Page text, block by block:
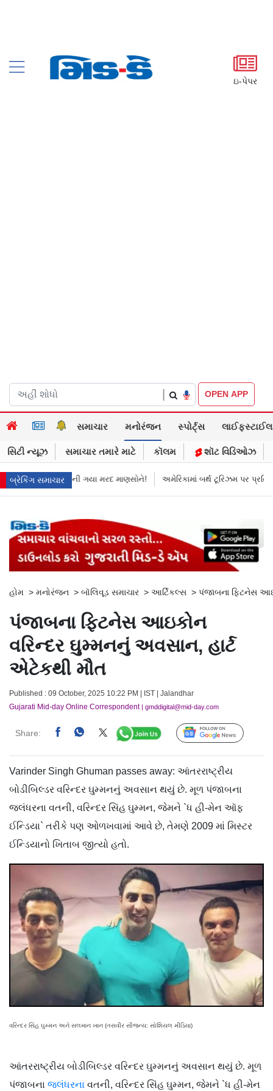
ઇ-પેપર
OPEN APP
સમાચાર મનોરંજન સ્પોર્ટ્સ લાઈફસ્ટાઈલ
સિટી ન્યૂઝ સમાચાર તમારે માટે કૉલમ શૉટ વિડિઓઝ
બ્રેકિંગ સમાચાર
માની ગયા મરદ માણસોને! અમેરિકામાં બર્થ ટૂરિઝમ પર પ્રતિબંધ મૂક્યો ડોનલ્ડ
હોમ > મનોરંજન > બૉલિવૂડ સમાચાર > આર્ટિકલ્સ > પંજાબના ફિટનેસ
પંજાબના ફિટનેસ આઇકોન
વરિન્દર ઘુમ્મનનું અવસાન, હાર્ટ
એટેકથી મૌત
Published : 09 October, 2025 10:22 PM | IST | Jalandhar
Gujarati Mid-day Online Correspondent| gmddigital@mid-day.com
Share: Follow Us
Varinder Singh Ghuman passes away: આંતરરાષ્ટ્રીય
બોડીબિલ્ડર વરિન્દર ઘુમ્મનનું અવસાન થયું છે. મૂળ પંજાબના
જલંધરના વતની, વરિન્દર સિંહ ઘુમ્મન, જેમને `ધ હી-મેન ઑફ
ઈન્ડિયા` તરીકે પણ ઓળખવામાં આવે છે, તેમણે 2009 માં મિસ્ટર
ઈન્ડિયાનો ખિતાબ જીત્યો હતો.
વરિન્દર સિંહ ઘુમ્મન અને સલમાન ખાન (તસવીર સૌજન્ય: સોશિયલ મીડિયા)
આંતરરાષ્ટ્રીય બોડીબિલ્ડર વરિન્દર ઘુમ્મનનું અવસાન થયું છે. મૂળ
પંજાબના જલંધરના વતની, વરિન્દર સિંહ ઘુમ્મન, જેમને `ધ હી-મેન